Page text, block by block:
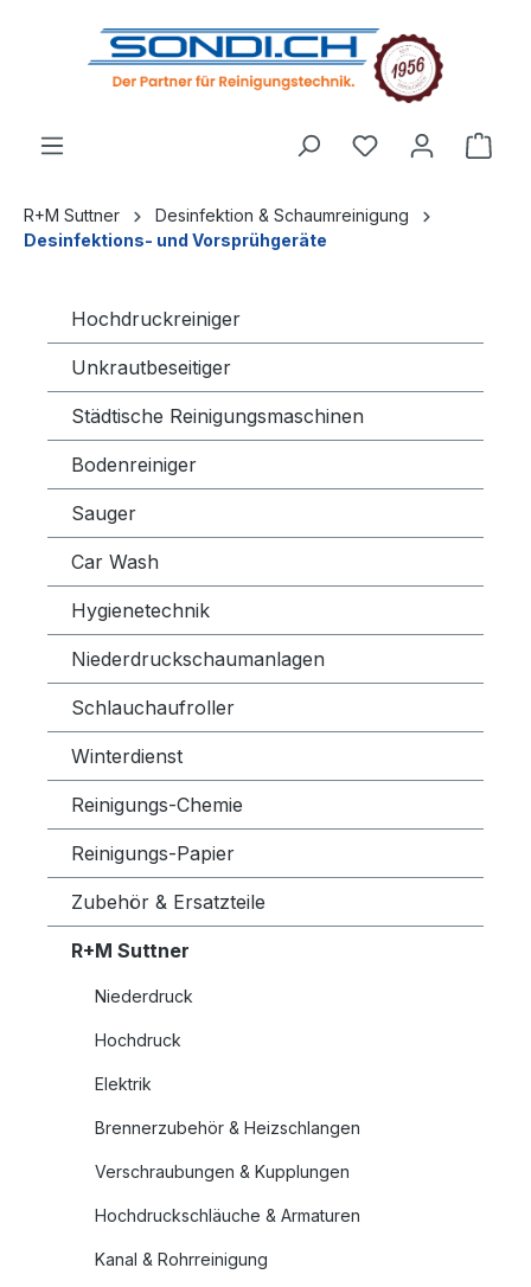
springen
R+M Suttner
Desinfektion & Schaumreinigung
Desinfektions- und Vorsprühgeräte
Hochdruckreiniger
Unkrautbeseitiger
Städtische Reinigungsmaschinen
Bodenreiniger
Sauger
Car Wash
Hygienetechnik
Niederdruckschaumanlagen
Schlauchaufroller
Winterdienst
Reinigungs-Chemie
Reinigungs-Papier
Zubehör & Ersatzteile
R+M Suttner
Niederdruck
Hochdruck
Elektrik
Brennerzubehör & Heizschlangen
Verschraubungen & Kupplungen
Hochdruckschläuche & Armaturen
Kanal & Rohrreinigung